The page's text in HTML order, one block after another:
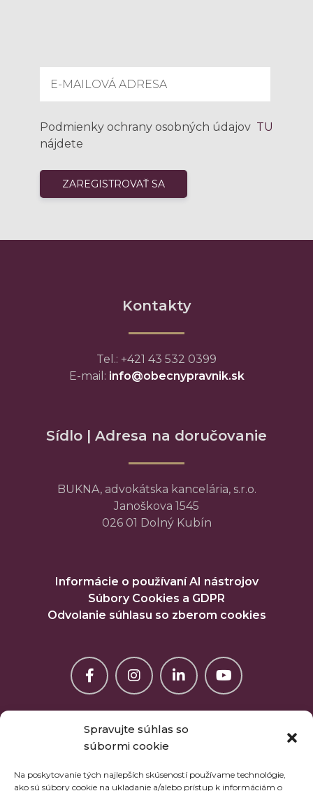
Spravujte súhlas so
súbormi cookie
Na poskytovanie tých najlepších skúseností používame technológie,
ako sú súbory cookie na ukladanie a/alebo prístup k informáciám o
Podmienky ochrany osobných údajov
nájdete
TU
Kontakty
Tel.: +421 43 532 0399
E-mail: info@obecnypravnik.sk
Sídlo | Adresa na doručovanie
BUKNA, advokátska kancelária, s.r.o.
Janoškova 1545
026 01 Dolný Kubín
Informácie o používaní AI nástrojov
Súbory Cookies a GDPR
Odvolanie súhlasu so zberom cookies